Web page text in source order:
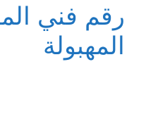
رقم فني
المهبولة